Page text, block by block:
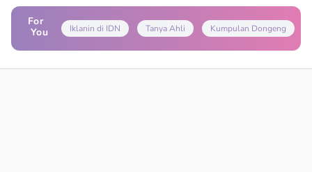
For
You
Iklanin di IDN Tanya Ahli Kumpulan Dongeng